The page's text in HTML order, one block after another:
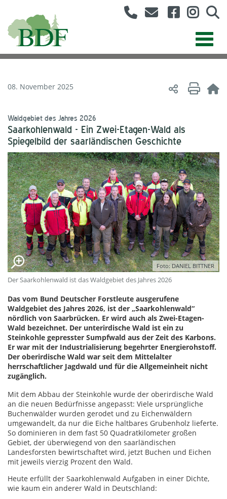
08. November 2025
Waldgebiet des Jahres 2026
Saarkohlenwald - Ein Zwei-Etagen-Wald als
Spiegelbild der saarländischen Geschichte
Foto: DANIEL BITTNER
Der Saarkohlenwald ist das Waldgebiet des Jahres 2026
Das vom Bund Deutscher Forstleute ausgerufene
Waldgebiet des Jahres 2026, ist der „Saarkohlenwald“
nördlich von Saarbrücken. Er wird auch als Zwei-Etagen-
Wald bezeichnet. Der unterirdische Wald ist ein zu
Steinkohle gepresster Sumpfwald aus der Zeit des Karbons.
Er war mit der Industrialisierung begehrter Energierohstoff.
Der oberirdische Wald war seit dem Mittelalter
herrschaftlicher Jagdwald und für die Allgemeinheit nicht
zugänglich.
Mit dem Abbau der Steinkohle wurde der oberirdische Wald
an die neuen Bedürfnisse angepasst: Viele ursprüngliche
Buchenwälder wurden gerodet und zu Eichenwäldern
umgewandelt, da nur die Eiche haltbares Grubenholz lieferte.
So dominieren in dem fast 50 Quadratkilometer großen
Gebiet, der überwiegend von den saarländischen
Landesforsten bewirtschaftet wird, jetzt Buchen und Eichen
mit jeweils vierzig Prozent den Wald.
Heute erfüllt der Saarkohlenwald Aufgaben in einer Dichte,
wie kaum ein anderer Wald in Deutschland: